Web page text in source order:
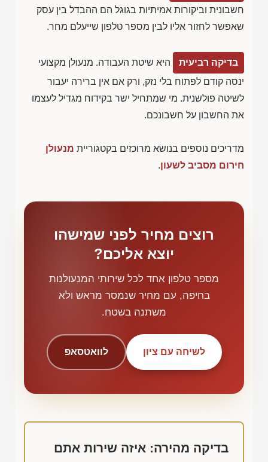
חשבונית וביקורות אמיתיות בגוגל הם ההבדל בין עסק
שאפשר לחזור אליו לבין מספר טלפון שייעלם מחר.
בדיקה רביעית
היא שיטת העבודה. מנעולן מקצועי
ינסה קודם לפתוח בלי נזק, ורק אם אין ברירה יעבור
לשיטה פולשנית. מי שמתחיל ישר בקידוח מגדיל לעצמו
את החשבון על חשבונכם.
מדריכים נוספים בנושא מרוכזים בקטגוריית מנעולן
חירום מסביב לשעון.
רוצים מחיר לפני שמישהו
יוצא אליכם?
מספר טלפון אחד לכל שירותי המנעולנות
בחיפה, עם מחיר שנמסר מראש ולא
משתנה בשטח.
לשיחה עם ציון לוואטסאפ
בדיקה מהירה: איזה שירות אתם